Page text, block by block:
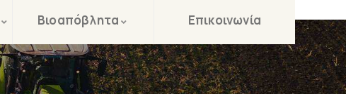
Βιοαπόβλητα Επικοινωνία